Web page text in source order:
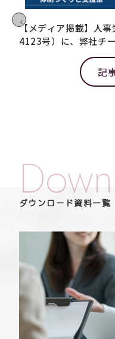
【メディア掲載】人
4123号）に、弊社チ
記
ダウンロード資料一覧